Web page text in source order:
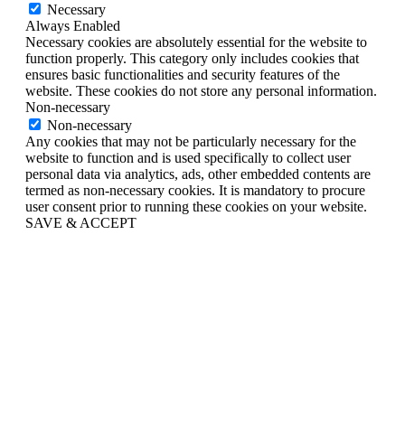
Necessary
Always Enabled
Necessary cookies are absolutely essential for the website to
function properly. This category only includes cookies that
ensures basic functionalities and security features of the
website. These cookies do not store any personal information.
Non-necessary
Non-necessary
Any cookies that may not be particularly necessary for the
website to function and is used specifically to collect user
personal data via analytics, ads, other embedded contents are
termed as non-necessary cookies. It is mandatory to procure
user consent prior to running these cookies on your website.
SAVE & ACCEPT